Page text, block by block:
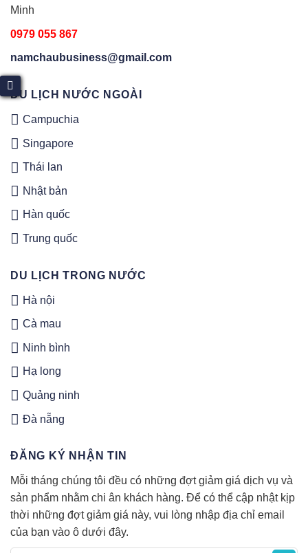
Minh
0979 055 867
namchaubusiness@gmail.com
DU LỊCH NƯỚC NGOÀI
Campuchia
Singapore
Thái lan
Nhật bản
Hàn quốc
Trung quốc
DU LỊCH TRONG NƯỚC
Hà nội
Cà mau
Ninh bình
Hạ long
Quảng ninh
Đà nẵng
ĐĂNG KÝ NHẬN TIN
Mỗi tháng chúng tôi đều có những đợt giảm giá dịch vụ và
sản phẩm nhằm chi ân khách hàng. Để có thể cập nhật kịp
thời những đợt giảm giá này, vui lòng nhập địa chỉ email
của bạn vào ô dưới đây.